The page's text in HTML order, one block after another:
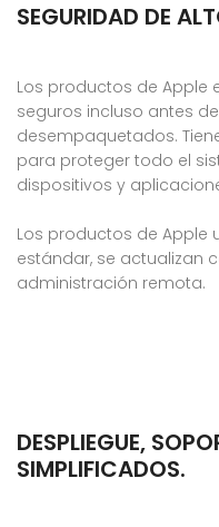
SEGURIDAD DE
Los productos de Apple
seguros incluso antes
desempaquetados.
para proteger todo el
dispositivos y
Los productos de Apple
estándar, se actualizan
administración remota.
DESPLIEGUE,
SIMPLIFICADOS.